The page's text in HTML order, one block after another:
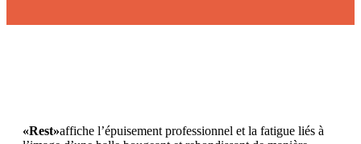
«Rest»affiche l’épuisement professionnel et la fatigue liés à